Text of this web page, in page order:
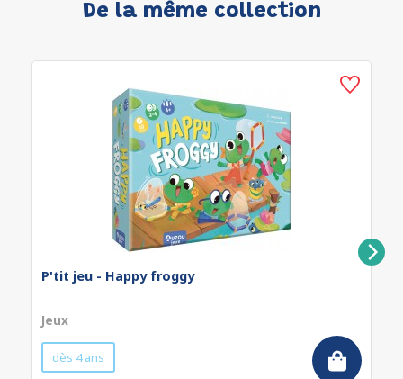
De la même collection
P'tit jeu - Happy froggy
Jeux
dès 4 ans